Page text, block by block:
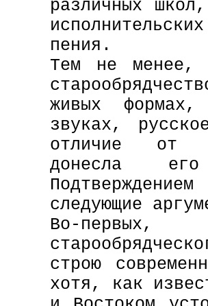
различных
пения.
Тем не менее,
живых
звуках,
отличие от
донесла
следующие
Во-первых,
строю
хотя, как